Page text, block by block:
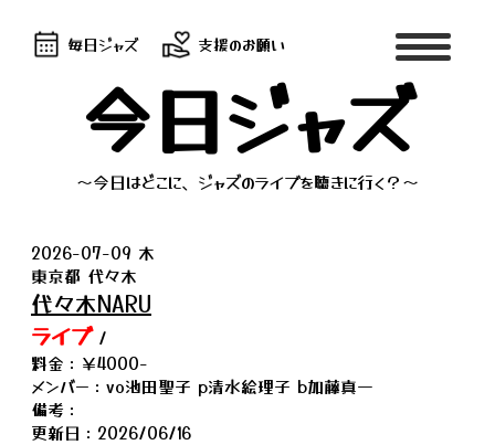
毎日ジャズ 支援のお願い
今日ジャズ
～今日はどこに、ジャズのライブを聴きに行く？～
2026-07-09 木
東京都 代々木
代々木NARU
ライブ/
料金：￥4000-
メンバー：vo池田聖子 p清水絵理子 b加藤真一
備考：
更新日：2026/06/16